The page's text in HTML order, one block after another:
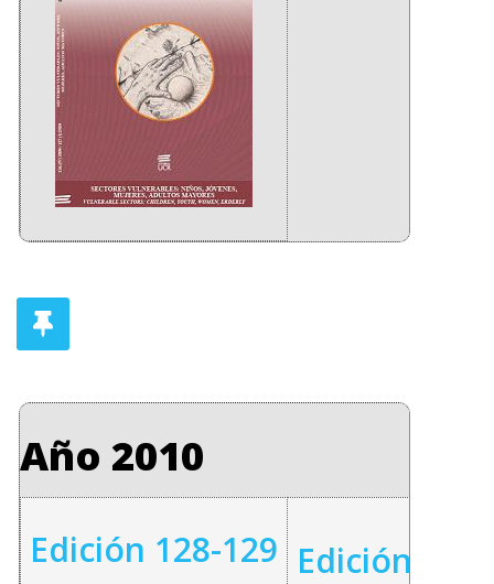
Año 2010
Edición 128-129 Edición 130